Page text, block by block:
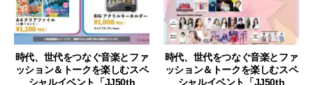
時代、世代をつなぐ音楽とファ
ッション＆トークを楽しむスペ
シャルイベント「JJ50th
時代、世代をつなぐ音楽とファ
ッション＆トークを楽しむスペ
シャルイベント「JJ50th